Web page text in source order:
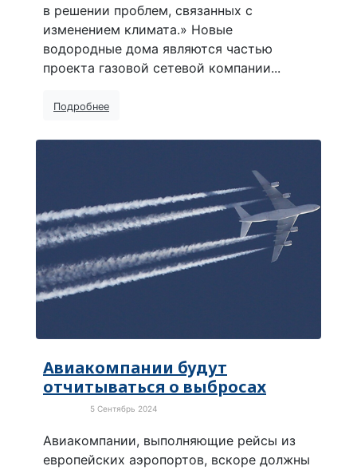
в решении проблем, связанных с
изменением климата.» Новые
водородные дома являются частью
проекта газовой сетевой компании...
Подробнее
Авиакомпании будут
отчитываться о выбросах
5 Сентябрь 2024
Авиакомпании, выполняющие рейсы из
европейских аэропортов, вскоре должны